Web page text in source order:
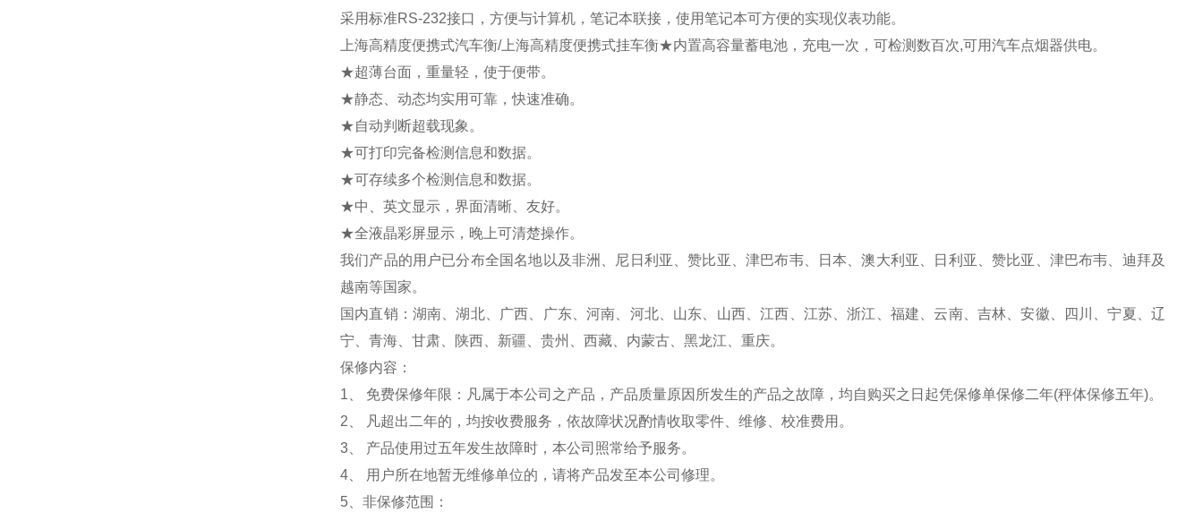
采用标准RS-232接口，方便与计算机，笔记本联接，使用笔记本可方便的实现仪表功能。
上海高精度便携式汽车衡/上海高精度便携式挂车衡★内置高容量蓄电池，充电一次，可检测数百次,可用汽车点烟器供电。
★超薄台面，重量轻，使于便带。
★静态、动态均实用可靠，快速准确。
★自动判断超载现象。
★可打印完备检测信息和数据。
★可存续多个检测信息和数据。
★中、英文显示，界面清晰、友好。
★全液晶彩屏显示，晚上可清楚操作。
我们产品的用户已分布全国名地以及非洲、尼日利亚、赞比亚、津巴布韦、日本、澳大利亚、日利亚、赞比亚、津巴布韦、迪拜及
越南等国家。
国内直销：湖南、湖北、广西、广东、河南、河北、山东、山西、江西、江苏、浙江、福建、云南、吉林、安徽、四川、宁夏、辽
宁、青海、甘肃、陕西、新疆、贵州、西藏、内蒙古、黑龙江、重庆。
保修内容：
1 、 免费保修年限：凡属于本公司之产品，产品质量原因所发生的产品之故障，均自购买之日起凭保修单保修二年(秤体保修五年)。
2、 凡超出二年的，均按收费服务，依故障状况酌情收取零件、维修、校准费用。
3、 产品使用过五年发生故障时，本公司照常给予服务。
4、 用户所在地暂无维修单位的，请将产品发至本公司修理。
5、非保修范围：